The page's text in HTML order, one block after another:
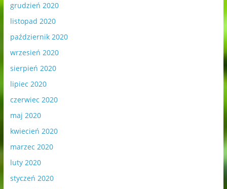
grudzień 2020
listopad 2020
październik 2020
wrzesień 2020
sierpień 2020
lipiec 2020
czerwiec 2020
maj 2020
kwiecień 2020
marzec 2020
luty 2020
styczeń 2020